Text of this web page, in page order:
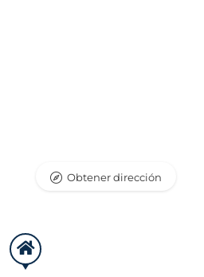
Obtener dirección